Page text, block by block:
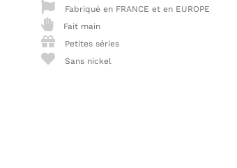
Fabriqué en FRANCE et en EUROPE
Fait main
Petites séries
Sans nickel